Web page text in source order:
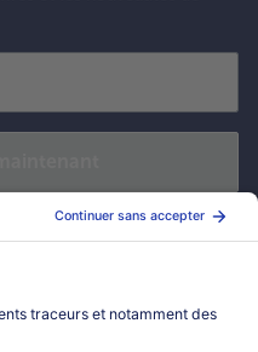
J’accepte également que bofrost*